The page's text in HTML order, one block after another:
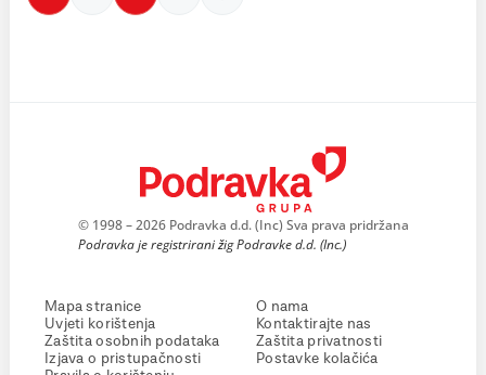
© 1998 – 2026 Podravka d.d. (Inc) Sva prava pridržana
Podravka je registrirani žig Podravke d.d. (Inc.)
Mapa stranice
Uvjeti korištenja
Zaštita osobnih podataka
Izjava o pristupačnosti
O nama
Kontaktirajte nas
Zaštita privatnosti
Postavke kolačića